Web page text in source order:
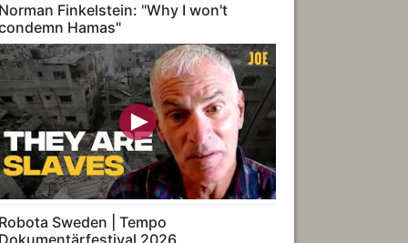
Finkelstein: "Why I won't
Hamas"
Sweden | Tempo